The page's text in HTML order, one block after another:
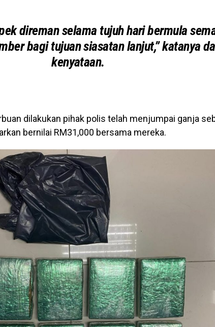
direman selama tujuh hari bermula
bagi tujuan siasatan lanjut,” katanya
kenyataan.
dilakukan pihak polis telah menjumpai ganja
bernilai RM31,000 bersama mereka.